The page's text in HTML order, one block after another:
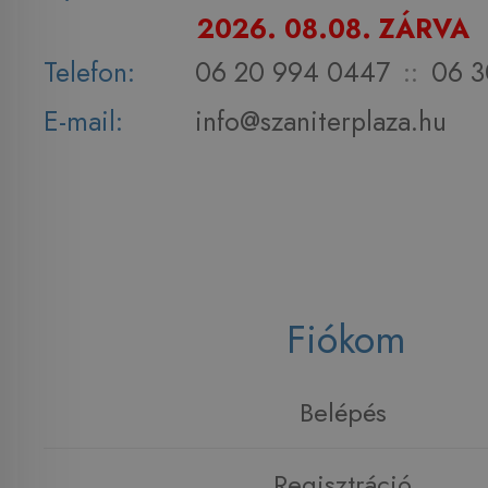
2026. 08.08. ZÁRVA
Telefon:
06 20 994 0447 :: 06
E-mail:
info@szaniterplaza.hu
Fiókom
Belépés